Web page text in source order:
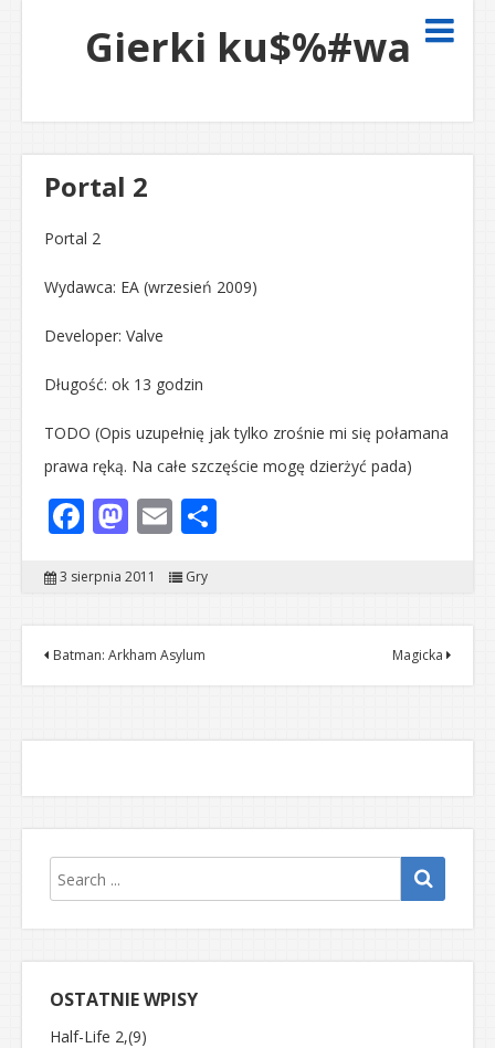
Gierki ku$%#wa
Portal 2
Portal 2
Wydawca: EA (wrzesień 2009)
Developer: Valve
Długość: ok 13 godzin
TODO (Opis uzupełnię jak tylko zrośnie mi się połamana
prawa ręką. Na całe szczęście mogę dzierżyć pada)
Facebook
Mastodon
Email
3 sierpnia 2011 Gry
Batman: Arkham Asylum Magicka
OSTATNIE WPISY
Half-Life 2,(9)